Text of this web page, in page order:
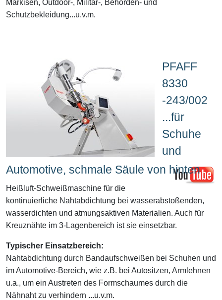
Markisen, Outdoor-, Militär-, Behörden- und
Schutzbekleidung...u.v.m.
PFAFF
8330
-243/002
...für
Schuhe
und
Automotive, schmale Säule von hinten
Heißluft-Schweißmaschine für die
kontinuierliche Nahtabdichtung bei wasserabstoßenden,
wasserdichten und atmungsaktiven Materialien. Auch für
Kreuznähte im 3-Lagenbereich ist sie einsetzbar.
Typischer Einsatzbereich:
Nahtabdichtung durch Bandaufschweißen bei Schuhen und
im Automotive-Bereich, wie z.B. bei Autositzen, Armlehnen
u.a., um ein Austreten des Formschaumes durch die
Nähnaht zu verhindern ...u.v.m.